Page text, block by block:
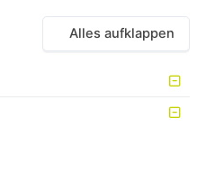
Alles aufklappen